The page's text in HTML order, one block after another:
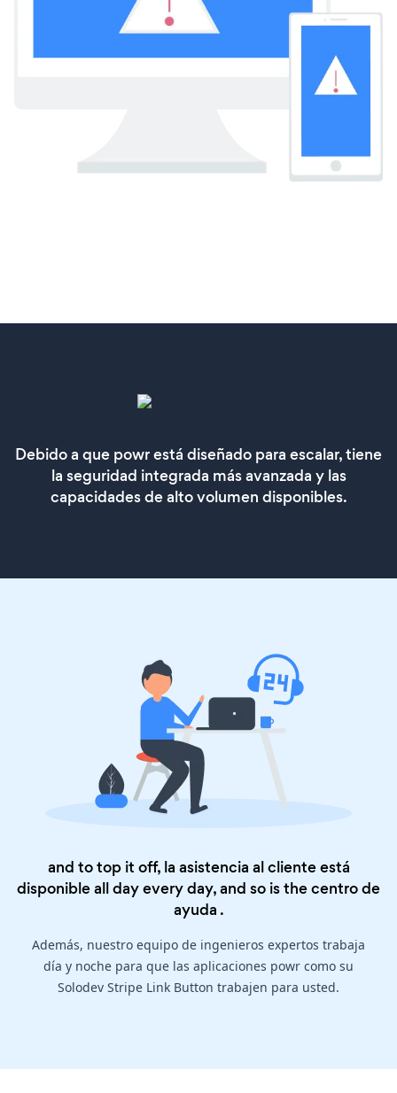
Debido a que powr está diseñado para escalar, tiene
la seguridad integrada más avanzada y las
capacidades de alto volumen disponibles.
and to top it off, la asistencia al cliente está
disponible all day every day, and so is thecentro de
ayuda .
Además, nuestro equipo de ingenieros expertos trabaja
día y noche para que las aplicaciones powr como su
Solodev Stripe Link Button trabajen para usted.